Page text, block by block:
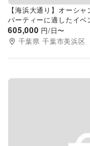
【海浜大通り】オーシ
パーティーに適したイベ
605,000 円/日〜
千葉県 千葉市美浜区